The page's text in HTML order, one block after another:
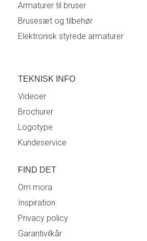
Armaturer til bruser
Brusesæt og tilbehør
Elektronisk styrede armaturer
TEKNISK INFO
Videoer
Brochurer
Logotype
Kundeservice
FIND DET
Om mora
Inspiration
Privacy policy
Garantivilkår